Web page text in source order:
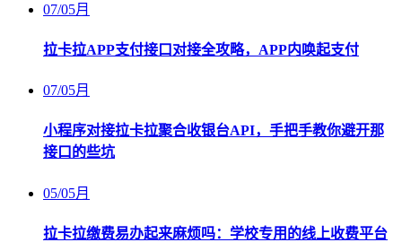
07/05月
拉卡拉APP支付接口对接全攻略，APP内唤起支付
07/05月
小程序对接拉卡拉聚合收银台API，手把手教你避开那
接口的些坑
05/05月
拉卡拉缴费易办起来麻烦吗：学校专用的线上收费平台